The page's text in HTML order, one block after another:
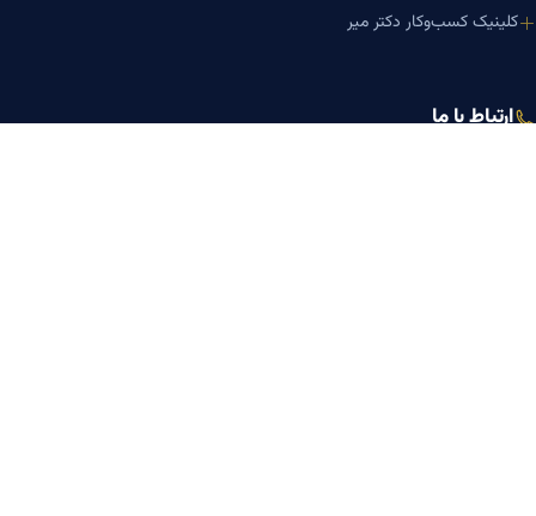
کلینیک کسب‌وکار دکتر میر
ارتباط با ما